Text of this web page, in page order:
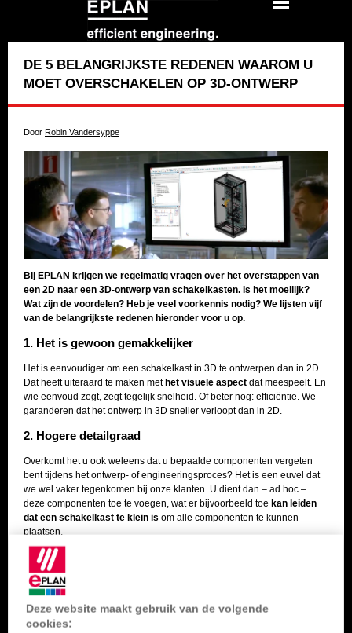
DE 5 BELANGRIJKSTE REDENEN WAAROM U
MOET OVERSCHAKELEN OP 3D-ONTWERP
Door Robin Vandersyppe
Bij EPLAN krijgen we regelmatig vragen over het overstappen van
een 2D naar een 3D-ontwerp van schakelkasten. Is het moeilijk?
Wat zijn de voordelen? Heb je veel voorkennis nodig? We lijsten vijf
van de belangrijkste redenen hieronder voor u op.
1. Het is gewoon gemakkelijker
Het is eenvoudiger om een schakelkast in 3D te ontwerpen dan in 2D.
Dat heeft uiteraard te maken met het visuele aspect dat meespeelt. En
wie eenvoud zegt, zegt tegelijk snelheid. Of beter nog: efficiëntie. We
garanderen dat het ontwerp in 3D sneller verloopt dan in 2D.
2. Hogere detailgraad
Overkomt het u ook weleens dat u bepaalde componenten vergeten
bent tijdens het ontwerp- of engineeringsproces? Het is een euvel dat
we wel vaker tegenkomen bij onze klanten. U dient dan – ad hoc –
deze componenten toe te voegen, wat er bijvoorbeeld toe kan leiden
dat een schakelkast te klein is om alle componenten te kunnen
plaatsen.
Dat is verleden tijd met 3D-ontwerp. Dankzij de 3D-weergave, ook wel
het virtual prototype genoemd, beschikt de gebruiker over een hogere
detailgraad, waardoor
wordt. Met 3D-ontwerp houdt de software automatisch rekening met de
inbouwafstanden en minimumafstanden die door de fabrikant zijn
opgegeven, maar ook met de correcte positionering van onderdelen,
Deze website maakt gebruik van de volgende
cookies: